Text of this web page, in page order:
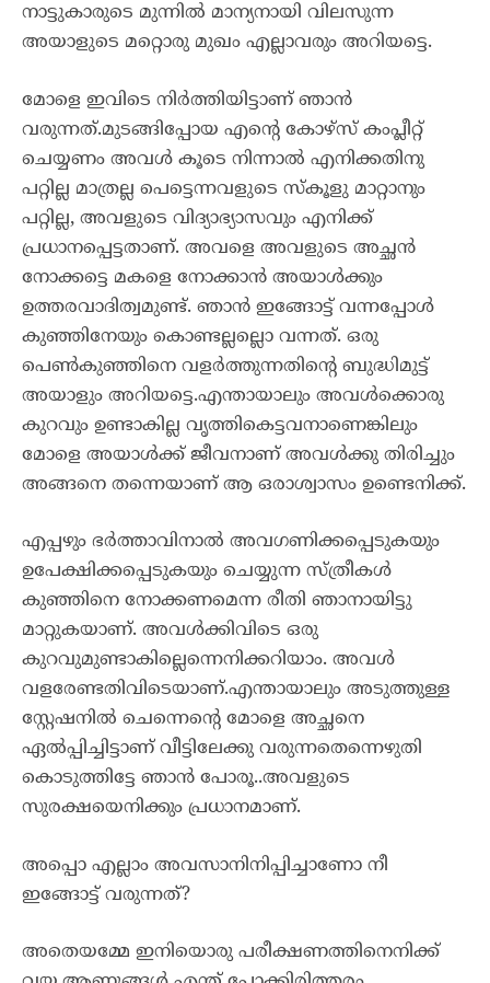
നാട്ടുകാരുടെ മുന്നിൽ മാന്യനായി വിലസുന്ന
അയാളുടെ മറ്റൊരു മുഖം എല്ലാവരും അറിയട്ടെ.
മോളെ ഇവിടെ നിർത്തിയിട്ടാണ് ഞാൻ
വരുന്നത്.മുടങ്ങിപ്പോയ എന്റെ കോഴ്സ് കംപ്ലീറ്റ്
ചെയ്യണം അവൾ കൂടെ നിന്നാൽ എനിക്കതിനു
പറ്റില്ല മാത്രല്ല പെട്ടെന്നവളുടെ സ്കൂളു മാറ്റാനും
പറ്റില്ല, അവളുടെ വിദ്യാഭ്യാസവും എനിക്ക്
പ്രധാനപ്പെട്ടതാണ്. അവളെ അവളുടെ അച്ഛൻ
നോക്കട്ടെ മകളെ നോക്കാൻ അയാൾക്കും
ഉത്തരവാദിത്വമുണ്ട്. ഞാൻ ഇങ്ങോട്ട് വന്നപ്പോൾ
കുഞ്ഞിനേയും കൊണ്ടല്ലല്ലൊ വന്നത്. ഒരു
പെൺകുഞ്ഞിനെ വളർത്തുന്നതിന്റെ ബുദ്ധിമുട്ട്
അയാളും അറിയട്ടെ.എന്തായാലും അവൾക്കൊരു
കുറവും ഉണ്ടാകില്ല വൃത്തികെട്ടവനാണെങ്കിലും
മോളെ അയാൾക്ക്‌ ജീവനാണ് അവൾക്കു തിരിച്ചും
അങ്ങനെ തന്നെയാണ് ആ ഒരാശ്വാസം ഉണ്ടെനിക്ക്.
എപ്പഴും ഭർത്താവിനാൽ അവഗണിക്കപ്പെടുകയും
ഉപേക്ഷിക്കപ്പെടുകയും ചെയ്യുന്ന സ്ത്രീകൾ
കുഞ്ഞിനെ നോക്കണമെന്ന രീതി ഞാനായിട്ടു
മാറ്റുകയാണ്. അവൾക്കിവിടെ ഒരു
കുറവുമുണ്ടാകില്ലെന്നെനിക്കറിയാം. അവൾ
വളരേണ്ടതിവിടെയാണ്.എന്തായാലും അടുത്തുള്ള
സ്റ്റേഷനിൽ ചെന്നെന്റെ മോളെ അച്ഛനെ
ഏൽപ്പിച്ചിട്ടാണ് വീട്ടിലേക്കു വരുന്നതെന്നെഴുതി
കൊടുത്തിട്ടേ ഞാൻ പോരൂ..അവളുടെ
സുരക്ഷയെനിക്കും പ്രധാനമാണ്.
അപ്പൊ എല്ലാം അവസാനിനിപ്പിച്ചാണോ നീ
ഇങ്ങോട്ട് വരുന്നത്?
അതെയമ്മേ ഇനിയൊരു പരീക്ഷണത്തിനെനിക്ക്